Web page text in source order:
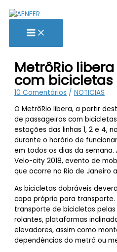
para
conteúdo
MetrôRio
com bicicletas
10 Comentários /NOTICIAS
O MetrôRio libera, a partir
de passageiros com
estações das linhas 1, 2 e 4,
durante o horário de
em todos os dias da
Velo-city 2018, evento de
que ocorre no Rio de Janeiro
As bicicletas dobráveis
capa própria para
transporte de bicicletas
rolantes, plataformas
elevadores, assim como
dependências do metrô ou